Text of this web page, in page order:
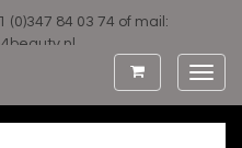
84 03 74 of mail: